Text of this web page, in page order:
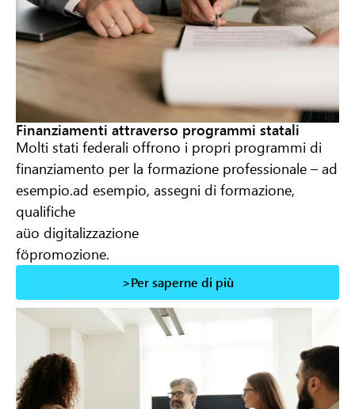
Finanziamenti attraverso programmi statali
Molti stati federali offrono i propri programmi di
finanziamento per la formazione professionale – ad
esempio.ad esempio, assegni di formazione,
qualifiche
aüo digitalizzazione
föpromozione.
>Per saperne di più